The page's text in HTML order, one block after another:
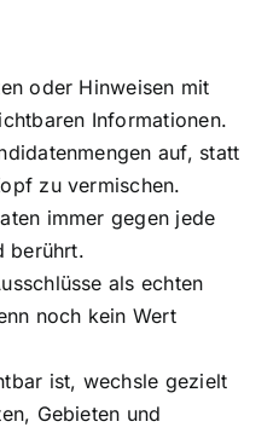
oder Hinweisen mit
Informationen.
auf, statt
zu vermischen.
immer gegen jede
berührt.
als echten
noch kein Wert
ist, wechsle gezielt
Gebieten und